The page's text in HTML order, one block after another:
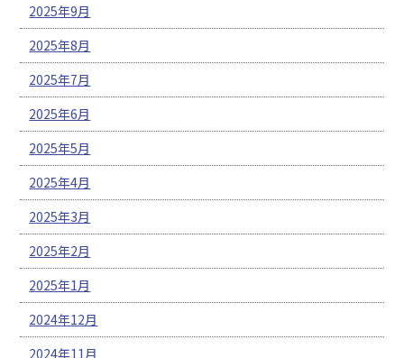
2025年9月
2025年8月
2025年7月
2025年6月
2025年5月
2025年4月
2025年3月
2025年2月
2025年1月
2024年12月
2024年11月